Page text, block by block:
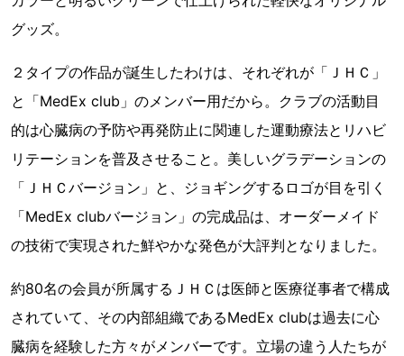
グッズ。
２タイプの作品が誕生したわけは、それぞれが「ＪＨＣ」
と「MedEx club」のメンバー用だから。クラブの活動目
的は心臓病の予防や再発防止に関連した運動療法とリハビ
リテーションを普及させること。美しいグラデーションの
「ＪＨＣバージョン」と、ジョギングするロゴが目を引く
「MedEx clubバージョン」の完成品は、オーダーメイド
の技術で実現された鮮やかな発色が大評判となりました。
約80名の会員が所属するＪＨＣは医師と医療従事者で構成
されていて、その内部組織であるMedEx clubは過去に心
臓病を経験した方々がメンバーです。立場の違う人たちが